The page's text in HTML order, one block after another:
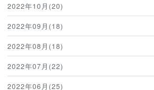
2022年10月(20)
2022年09月(18)
2022年08月(18)
2022年07月(22)
2022年06月(25)